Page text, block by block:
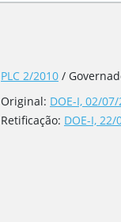
PLC 2/2010 /
Original: DOE-I, 02/
Retificação: DOE-I, 22/